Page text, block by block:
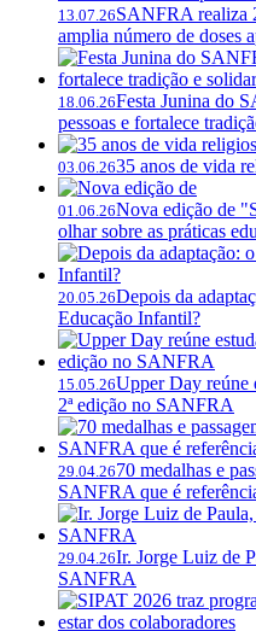
13.07.26SANFRA realiza
amplia número de doses
18.06.26Festa Junina do
pessoas e fortalece
03.06.2635 anos de vida
01.06.26Nova edição de
olhar sobre as práticas
20.05.26Depois da
Educação Infantil?
15.05.26Upper Day reúne
2ª edição no SANFRA
29.04.2670 medalhas e
SANFRA que é
29.04.26Ir. Jorge Luiz de
SANFRA